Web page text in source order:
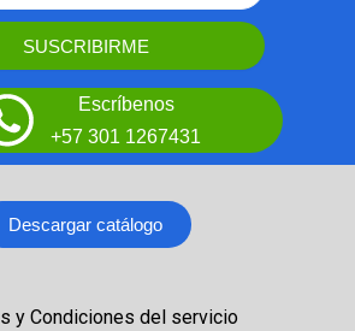
SUSCRIBIRME
Escríbenos
+57 301 1267431
Descargar catálogo
y Condiciones del servicio